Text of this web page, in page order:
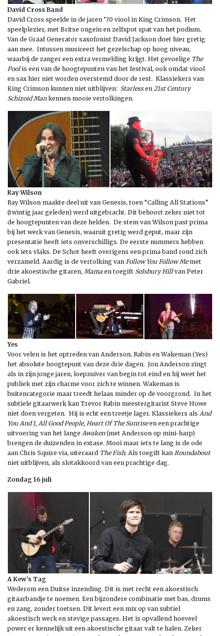
David Cross Band
David Cross speelde in de jaren ’70 viool in King Crimson. Het
speelplezier, met Britse ongein en zelfspot spat van het podium.
Van de Graaf Generator saxofonist David Jackson doet hier gretig
aan mee. Intussen musiceert het gezelschap op hoog niveau,
waarbij de zanger een extra vermelding krijgt. Het gevoelige The
Poolis een van de hoogtepunten van het festival, ook omdat viool
en sax hier niet worden overstemd door de rest. Klassiekers van
King Crimson kunnen niet uitblijven: Starlessen 21st Century
Schizoid Mankennen mooie vertolkingen.
Ray Wilson
Ray Wilson maakte deel uit van Genesis, toen “Calling All Stations”
(twintig jaar geleden) werd uitgebracht. Dit behoort zeker niet tot
de hoogtepunten van deze helden. De stem van Wilson past prima
bij het werk van Genesis, waaruit gretig werd geput, maar zijn
presentatie heeft iets onverschilligs. De eerste nummers hebben
ook iets vlaks. De Schot heeft overigens een prima band rond zich
verzameld. Aardig is de vertolking van Follow You Follow Memet
drie akoestische gitaren, Mama en toegift Solsbury Hillvan Peter
Gabriel.
Yes
Voor velen is het optreden van Anderson, Rabin en Wakeman (Yes)
het absolute hoogtepunt van deze drie dagen. Jon Anderson zingt
als in zijn jonge jaren, loepzuiver van begin tot eind en hij weet het
publiek met zijn charme voor zich te winnen. Wakeman is
buitencategorie maar treedt helaas minder op de voorgrond. In het
subtiele gitaarwerk kan Trevor Rabin meestergitarist Steve Howe
niet doen vergeten. Hij is echt een treetje lager. Klassiekers als And
You And I, All Good People, Heart Of The Sunriseen een prachtige
uitvoering van het lange Awaken(met Anderson op mini-harp)
brengen de duizenden in extase. Mooi maar iets te lang is de ode
aan Chris Squire via, uiteraard The Fish. Als toegift kan Roundabout
niet uitblijven, als slotakkoord van een prachtige dag.
Zondag 16 juli
A Kew’s Tag
Wederom een Duitse inzending. Dit is met recht een akoestisch
gitaarbandje te noemen. Een bijzondere combinatie met bas, drums
en zang, zonder toetsen. Dit levert een mix op van subtiel
akoestisch werk en stevige passages. Het is opvallend hoeveel
power er kennelijk uit een akoestische gitaar valt te halen. Zeker